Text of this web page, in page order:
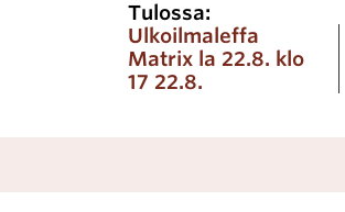
Tulossa:
Ulkoilmaleffa
Matrix la 22.8. klo
17 22.8.